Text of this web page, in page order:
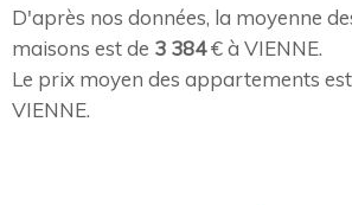
D'après nos données, la moyenne
maisons est de 3 384€ à VIENNE.
Le prix moyen des appartements
VIENNE.